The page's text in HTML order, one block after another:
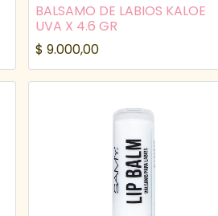
BALSAMO DE LABIOS KALOE
UVA X 4.6 GR
$ 9.000,00